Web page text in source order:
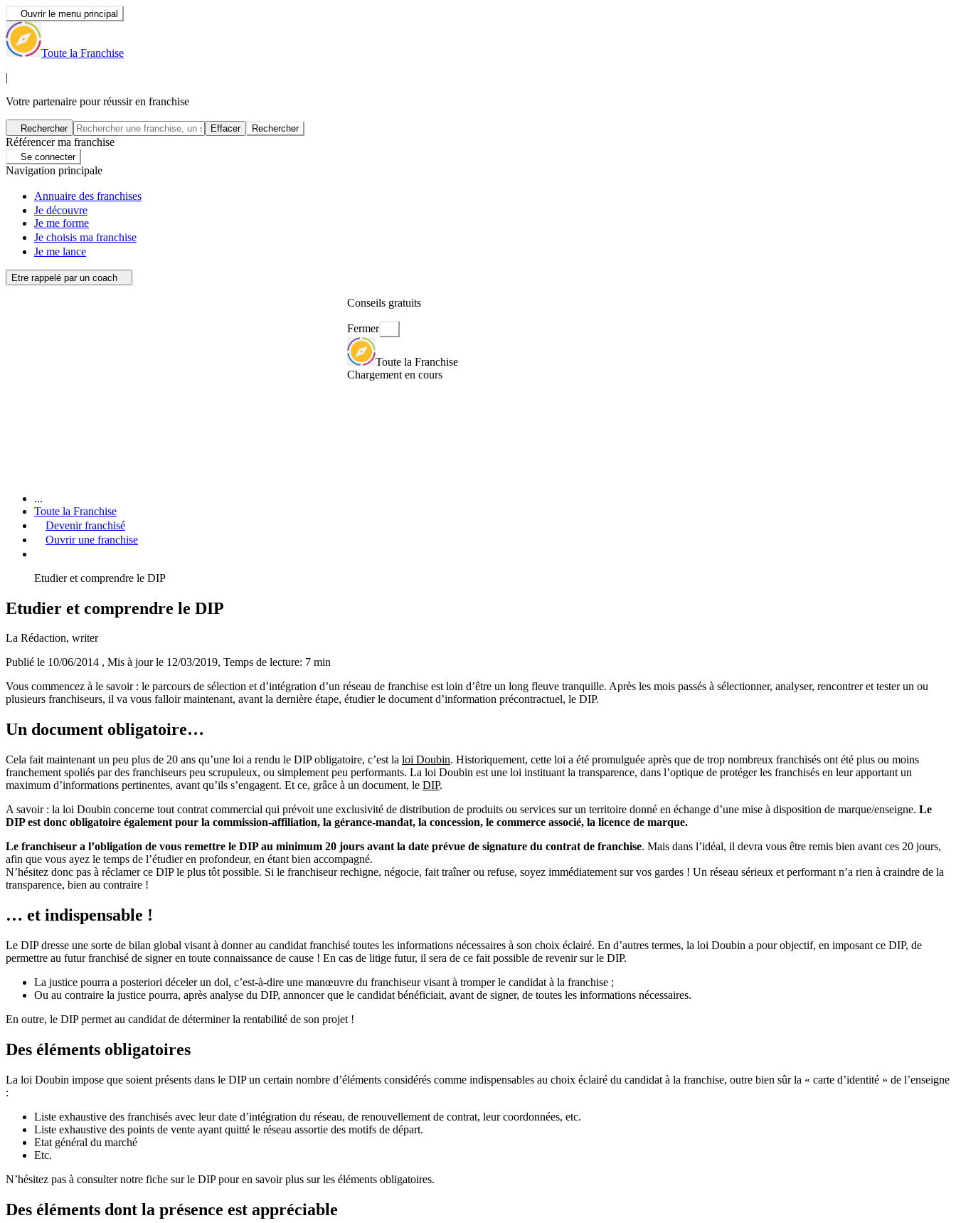
Ouvrir le menu principal
Toute la Franchise
|
Votre partenaire pour réussir en franchise
Rechercher Effacer Rechercher
Référencer ma franchise
Se connecter
Navigation principale
Annuaire des franchises
Je découvre
Je me forme
Je choisis ma franchise
Je me lance
Etre rappelé par un coach
Conseils gratuits
Fermer
Toute la Franchise
Chargement en cours
...
Toute la Franchise
Devenir franchisé
Ouvrir une franchise
Etudier et comprendre le DIP
Etudier et comprendre le DIP
La Rédaction, writer
Publié le 10/06/2014 , Mis à jour le 12/03/2019, Temps de lecture: 7 min
Vous commencez à le savoir : le parcours de sélection et d’intégration d’un réseau de franchise est loin d’être un long fleuve tranquille. Après les mois passés à sélectionner, analyser, rencontrer et tester un ou
plusieurs franchiseurs, il va vous falloir maintenant, avant la dernière étape, étudier le document d’information précontractuel, le DIP.
Un document obligatoire…
Cela fait maintenant un peu plus de 20 ans qu’une loi a rendu le DIP obligatoire, c’est la loi Doubin. Historiquement, cette loi a été promulguée après que de trop nombreux franchisés ont été plus ou moins
franchement spoliés par des franchiseurs peu scrupuleux, ou simplement peu performants. La loi Doubin est une loi instituant la transparence, dans l’optique de protéger les franchisés en leur apportant un
maximum d’informations pertinentes, avant qu’ils s’engagent. Et ce, grâce à un document, le DIP.
A savoir : la loi Doubin concerne tout contrat commercial qui prévoit une exclusivité de distribution de produits ou services sur un territoire donné en échange d’une mise à disposition de marque/enseigne. Le
DIP est donc obligatoire également pour la commission-affiliation, la gérance-mandat, la concession, le commerce associé, la licence de marque.
Le franchiseur a l’obligation de vous remettre le DIP au minimum 20 jours avant la date prévue de signature du contrat de franchise. Mais dans l’idéal, il devra vous être remis bien avant ces 20 jours,
afin que vous ayez le temps de l’étudier en profondeur, en étant bien accompagné.
N’hésitez donc pas à réclamer ce DIP le plus tôt possible. Si le franchiseur rechigne, négocie, fait traîner ou refuse, soyez immédiatement sur vos gardes ! Un réseau sérieux et performant n’a rien à craindre de la
transparence, bien au contraire !
… et indispensable !
Le DIP dresse une sorte de bilan global visant à donner au candidat franchisé toutes les informations nécessaires à son choix éclairé. En d’autres termes, la loi Doubin a pour objectif, en imposant ce DIP, de
permettre au futur franchisé de signer en toute connaissance de cause ! En cas de litige futur, il sera de ce fait possible de revenir sur le DIP.
La justice pourra a posteriori déceler un dol, c’est-à-dire une manœuvre du franchiseur visant à tromper le candidat à la franchise ;
Ou au contraire la justice pourra, après analyse du DIP, annoncer que le candidat bénéficiait, avant de signer, de toutes les informations nécessaires.
En outre, le DIP permet au candidat de déterminer la rentabilité de son projet !
Des éléments obligatoires
La loi Doubin impose que soient présents dans le DIP un certain nombre d’éléments considérés comme indispensables au choix éclairé du candidat à la franchise, outre bien sûr la « carte d’identité » de l’enseigne
:
Liste exhaustive des franchisés avec leur date d’intégration du réseau, de renouvellement de contrat, leur coordonnées, etc.
Liste exhaustive des points de vente ayant quitté le réseau assortie des motifs de départ.
Etat général du marché
Etc.
N’hésitez pas à consulter notre fiche sur le DIP pour en savoir plus sur les éléments obligatoires.
Des éléments dont la présence est appréciable